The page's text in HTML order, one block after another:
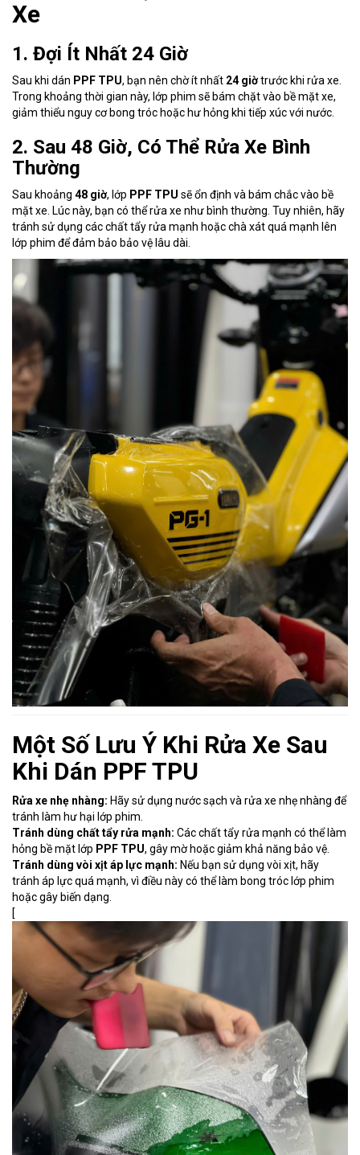
Xe
1. Đợi Ít Nhất 24 Giờ
Sau khi dán PPF TPU, bạn nên chờ ít nhất 24 giờtrước khi rửa xe.
Trong khoảng thời gian này, lớp phim sẽ bám chặt vào bề mặt xe,
giảm thiểu nguy cơ bong tróc hoặc hư hỏng khi tiếp xúc với nước.
2. Sau 48 Giờ, Có Thể Rửa Xe Bình
Thường
Sau khoảng 48 giờ, lớp PPF TPU sẽ ổn định và bám chắc vào bề
mặt xe. Lúc này, bạn có thể rửa xe như bình thường. Tuy nhiên, hãy
tránh sử dụng các chất tẩy rửa mạnh hoặc chà xát quá mạnh lên
lớp phim để đảm bảo bảo vệ lâu dài.
Một Số Lưu Ý Khi Rửa Xe Sau
Khi Dán PPF TPU
Rửa xe nhẹ nhàng: Hãy sử dụng nước sạch và rửa xe nhẹ nhàng để
tránh làm hư hại lớp phim.
Tránh dùng chất tẩy rửa mạnh: Các chất tẩy rửa mạnh có thể làm
hỏng bề mặt lớp PPF TPU, gây mờ hoặc giảm khả năng bảo vệ.
Tránh dùng vòi xịt áp lực mạnh: Nếu bạn sử dụng vòi xịt, hãy
tránh áp lực quá mạnh, vì điều này có thể làm bong tróc lớp phim
hoặc gây biến dạng.
[